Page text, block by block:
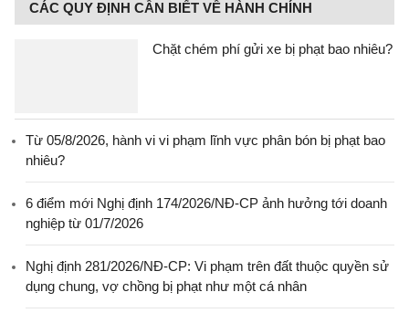
CÁC QUY ĐỊNH CẦN BIẾT VỀ HÀNH CHÍNH
Chặt chém phí gửi xe bị phạt bao nhiêu?
Từ 05/8/2026, hành vi vi phạm lĩnh vực phân bón bị phạt bao
nhiêu?
6 điểm mới Nghị định 174/2026/NĐ-CP ảnh hưởng tới doanh
nghiệp từ 01/7/2026
Nghị định 281/2026/NĐ-CP: Vi phạm trên đất thuộc quyền sử
dụng chung, vợ chồng bị phạt như một cá nhân